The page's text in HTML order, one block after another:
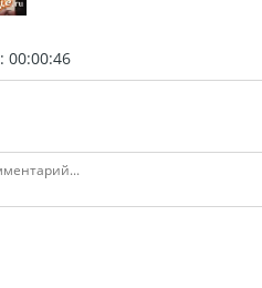
: 00:00:46